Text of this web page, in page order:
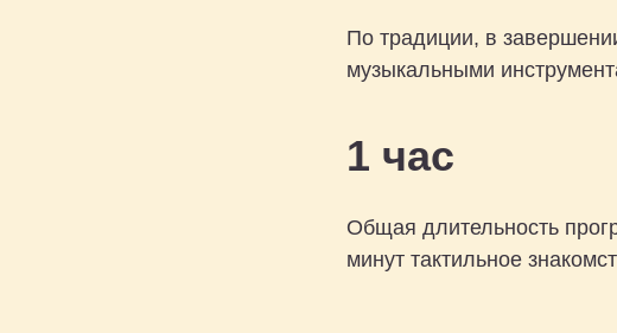
По традиции, в
музыкальными
1 час
Общая длительность
минут тактильное